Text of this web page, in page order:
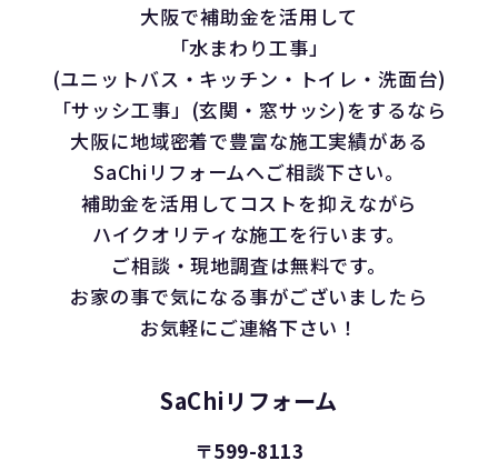
大阪で補助金を活用して
「水まわり工事」
(ユニットバス・キッチン・トイレ・洗面台)
「サッシ工事」(玄関・窓サッシ)をするなら
大阪に地域密着で豊富な施工実績がある
SaChiリフォームへご相談下さい。
補助金を活用してコストを抑えながら
ハイクオリティな施工を行います。
ご相談・現地調査は無料です。
お家の事で気になる事がございましたら
お気軽にご連絡下さい！
SaChiリフォーム
〒599-8113